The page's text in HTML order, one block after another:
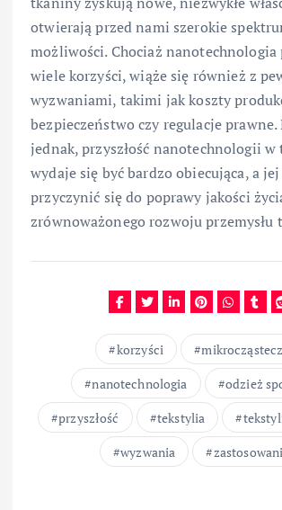
otwierają przed nami szerokie
możliwości. Chociaż nanotechnologia
wiele korzyści, wiąże się również z
wyzwaniami, takimi jak koszty
bezpieczeństwo czy regulacje
jednak, przyszłość nanotechnologii
wydaje się być bardzo obiecująca, a
przyczynić się do poprawy jakości
zrównoważonego rozwoju przemysłu
korzyści
nanotechnologia
odzież
przyszłość
tekstylia
wyzwania